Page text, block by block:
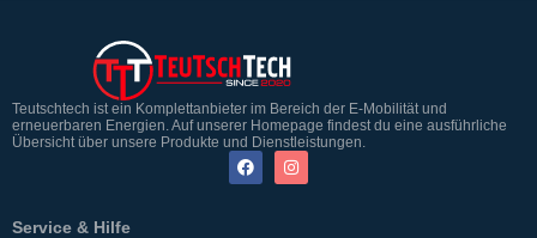
Teutschtech ist ein Komplettanbieter im Bereich der E-Mobilität und
erneuerbaren Energien. Auf unserer Homepage findest du eine ausführliche
Übersicht über unsere Produkte und Dienstleistungen.
Service & Hilfe